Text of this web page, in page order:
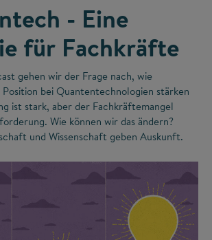
- Eine
für Fachkräfte
gehen wir der Frage nach, wie
bei Quantentechnologien stärken
ist stark, aber der Fachkräftemangel
Wie können wir das ändern?
und Wissenschaft geben Auskunft.